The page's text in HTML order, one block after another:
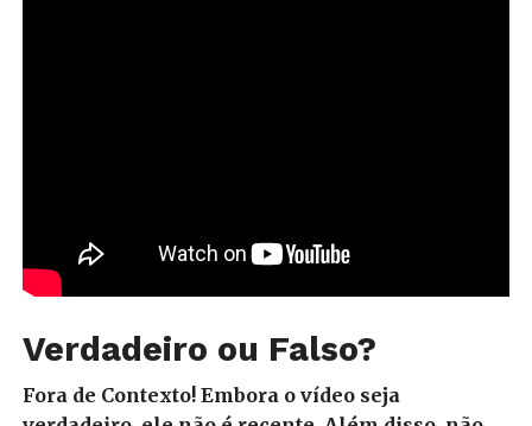
Verdadeiro ou Falso?
Fora de Contexto! Embora o vídeo seja